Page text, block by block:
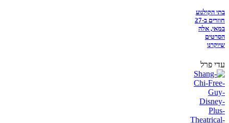
בתי הקולנוע
חוזרים ב-27
במאי, אלה
הסרטים
שיוקרנו
עדי פרל